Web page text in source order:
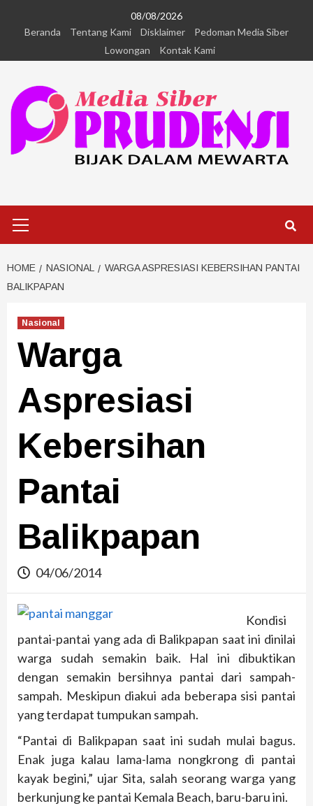
08/08/2026
Beranda
Tentang Kami Disklaimer
Pedoman Media Siber
Lowongan
Kontak Kami
HOME NASIONAL
WARGA ASPRESIASI KEBERSIHAN PANTAI
BALIKPAPAN
Nasional
Warga
Aspresiasi
Kebersihan
Pantai
Balikpapan
04/06/2014
Kondisi
pantai-pantai yang ada di Balikpapan saat ini dinilai
warga sudah semakin baik. Hal ini dibuktikan
dengan semakin bersihnya pantai dari sampah-
sampah. Meskipun diakui ada beberapa sisi pantai
yang terdapat tumpukan sampah.
“Pantai di Balikpapan saat ini sudah mulai bagus.
Enak juga kalau lama-lama nongkrong di pantai
kayak begini,” ujar Sita, salah seorang warga yang
berkunjung ke pantai Kemala Beach, baru-baru ini.